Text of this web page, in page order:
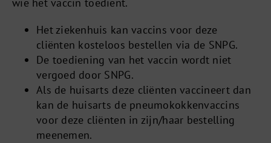
Het ziekenhuis kan vaccins voor deze
cliënten kosteloos bestellen via de SNPG.
De toediening van het vaccin wordt niet
vergoed door SNPG.
Als de huisarts deze cliënten vaccineert dan
kan de huisarts de pneumokokkenvaccins
voor deze cliënten in zijn/haar bestelling
meenemen.